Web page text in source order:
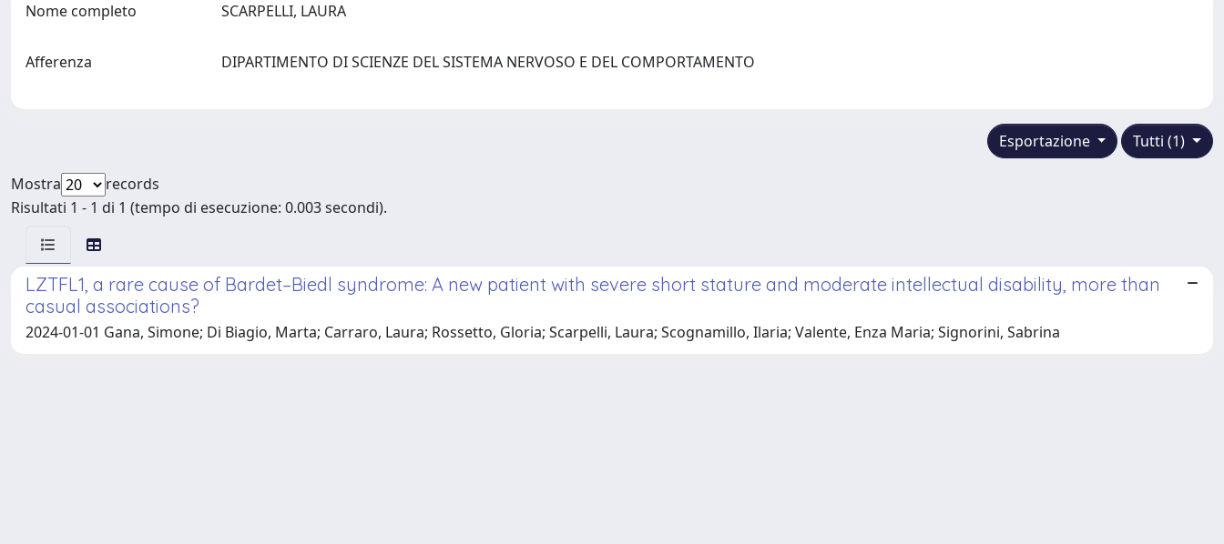
Nome completo SCARPELLI, LAURA
Afferenza DIPARTIMENTO DI SCIENZE DEL SISTEMA NERVOSO E DEL COMPORTAMENTO
Tutti (1)
Esportazione
Mostra
records
Risultati 1 - 1 di 1 (tempo di esecuzione: 0.003 secondi).
LZTFL1, a rare cause of Bardet–Biedl syndrome: A new patient with severe short stature and moderate intellectual disability, more than
casual associations?
2024-01-01 Gana, Simone; Di Biagio, Marta; Carraro, Laura; Rossetto, Gloria; Scarpelli, Laura; Scognamillo, Ilaria; Valente, Enza Maria; Signorini, Sabrina